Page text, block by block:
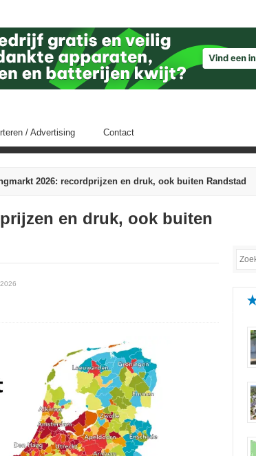
/ Advertising Contact
2026: recordprijzen en druk, ook buiten Randstad
en druk, ook buiten